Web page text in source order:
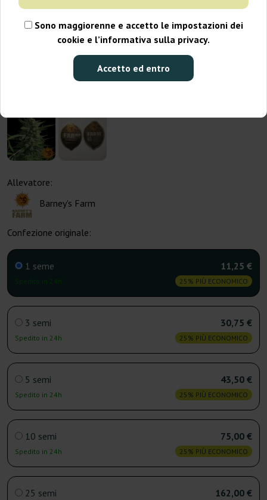
Sono maggiorenne e accetto le impostazioni dei
cookie e l’informativa sulla privacy.
Accetto ed entro
Allevatore:
Barney's Farm
Confezione originale:
1 seme 11,25 €
25% PIÙ ECONOMICO
3 semi
Spedito in 24h
30,75 €
25% PIÙ ECONOMICO
5 semi
Spedito in 24h
43,50 €
25% PIÙ ECONOMICO
10 semi
Spedito in 24h
75,00 €
25% PIÙ ECONOMICO
25 semi 162,00 €